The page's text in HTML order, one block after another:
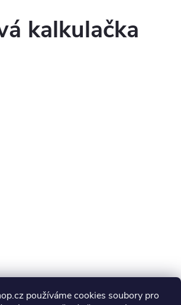
používáme cookies soubory pro
kalkulačka